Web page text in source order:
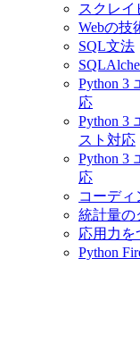
スクレ
Webの技
SQL文法
Python 3
応
Python 3
スト対応
Python 3
応
コーディ
統計量の
応用力を
Python